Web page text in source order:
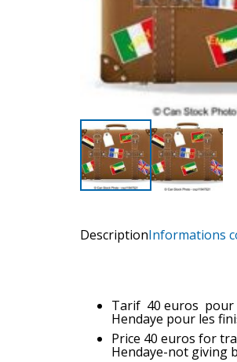
DescriptionInformations
Tarif 40 euros pour
Hendaye pour les
Price 40 euros for
Hendaye-not giving